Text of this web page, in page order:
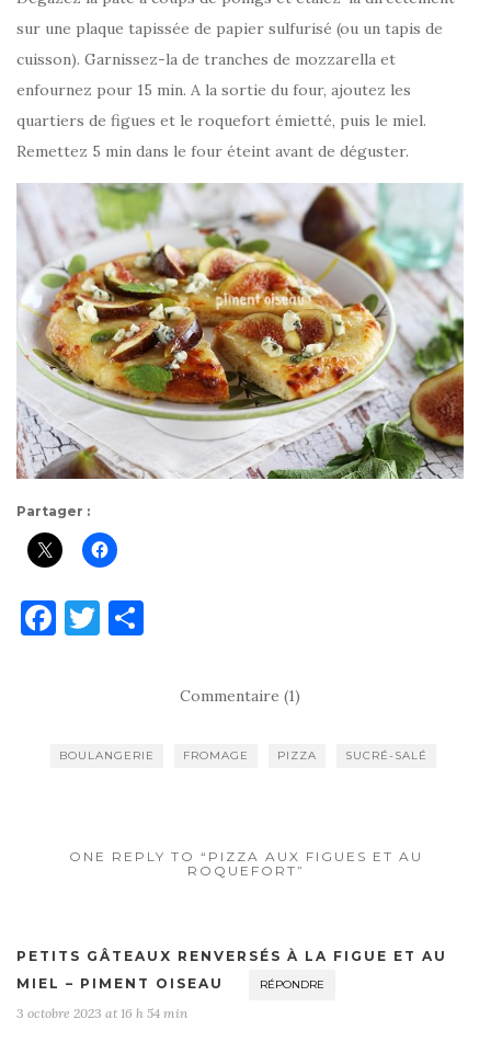
sur une plaque tapissée de papier sulfurisé (ou un tapis de
cuisson). Garnissez-la de tranches de mozzarella et
enfournez pour 15 min. A la sortie du four, ajoutez les
quartiers de figues et le roquefort émietté, puis le miel.
Remettez 5 min dans le four éteint avant de déguster.
Partager :
F
b
k
T
r er
Commentaire (1)
BOULANGERIE FROMAGE PIZZA SUCRÉ-SALÉ
ONE REPLY TO “PIZZA AUX FIGUES ET AU
ROQUEFORT”
PETITS GÂTEAUX RENVERSÉS À LA FIGUE ET AU
MIEL – PIMENT OISEAU
RÉPONDRE
3 octobre 2023 at 16 h 54 min